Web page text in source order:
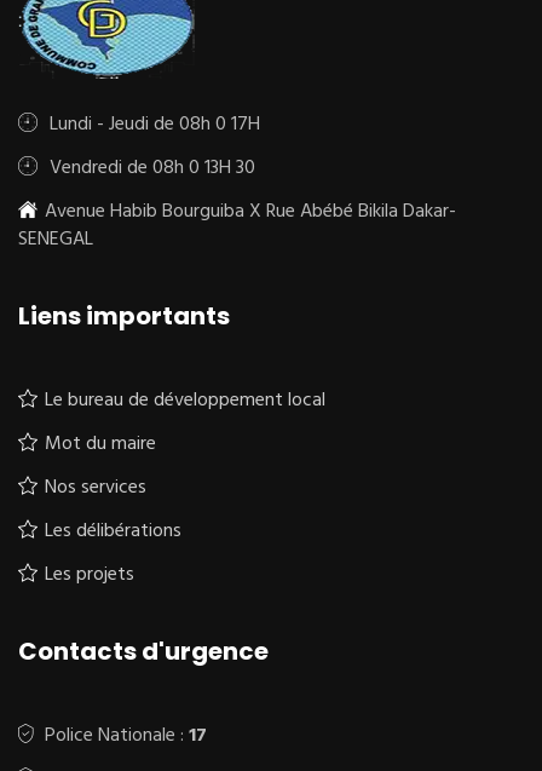
Lundi - Jeudi de 08h 0 17H
Vendredi de 08h 0 13H 30
Avenue Habib Bourguiba X Rue Abébé Bikila Dakar-
SENEGAL
Liens importants
Le bureau de développement local
Mot du maire
Nos services
Les délibérations
Les projets
Contacts d'urgence
Police Nationale :17